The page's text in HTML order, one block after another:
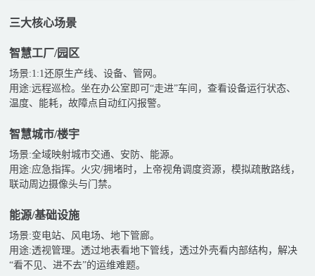
三大核心场景
智慧工厂/园区
场景:1:1还原生产线、设备、管网。
用途:远程巡检。坐在办公室即可“走进”车间，查看设备运行状态、
温度、能耗，故障点自动红闪报警。
智慧城市/楼宇
场景:全域映射城市交通、安防、能源。
用途:应急指挥。火灾/拥堵时，上帝视角调度资源，模拟疏散路线，
联动周边摄像头与门禁。
能源/基础设施
场景:变电站、风电场、地下管廊。
用途:透视管理。透过地表看地下管线，透过外壳看内部结构，解决
“看不见、进不去”的运维难题。